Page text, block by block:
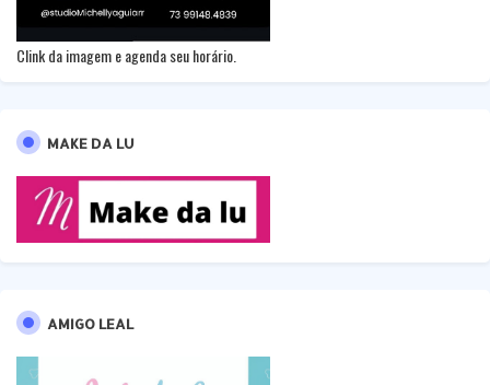
Clink da imagem e agenda seu horário.
MAKE DA LU
AMIGO LEAL